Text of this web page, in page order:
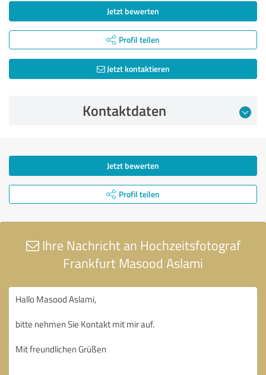
Jetzt bewerten
Profil teilen
Jetzt kontaktieren
Kontaktdaten
Jetzt bewerten
Profil teilen
Ihre Nachricht an Hochzeitsfotograf
Frankfurt Masood Aslami